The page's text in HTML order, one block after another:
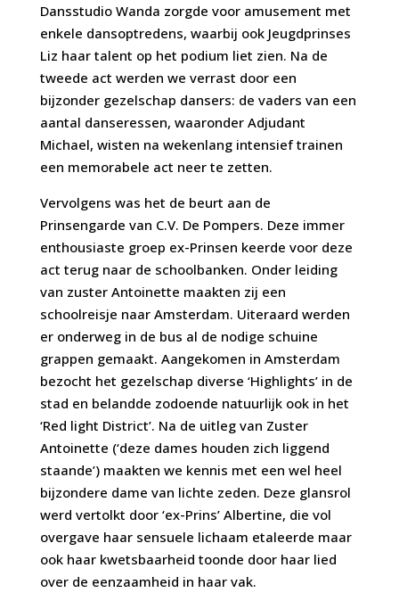
Dansstudio Wanda zorgde voor amusement met
enkele dansoptredens, waarbij ook Jeugdprinses
Liz haar talent op het podium liet zien. Na de
tweede act werden we verrast door een
bijzonder gezelschap dansers: de vaders van een
aantal danseressen, waaronder Adjudant
Michael, wisten na wekenlang intensief trainen
een memorabele act neer te zetten.
Vervolgens was het de beurt aan de
Prinsengarde van C.V. De Pompers. Deze immer
enthousiaste groep ex-Prinsen keerde voor deze
act terug naar de schoolbanken. Onder leiding
van zuster Antoinette maakten zij een
schoolreisje naar Amsterdam. Uiteraard werden
er onderweg in de bus al de nodige schuine
grappen gemaakt. Aangekomen in Amsterdam
bezocht het gezelschap diverse ‘Highlights’ in de
stad en belandde zodoende natuurlijk ook in het
‘Red light District’. Na de uitleg van Zuster
Antoinette (‘deze dames houden zich liggend
staande’) maakten we kennis met een wel heel
bijzondere dame van lichte zeden. Deze glansrol
werd vertolkt door ‘ex-Prins’ Albertine, die vol
overgave haar sensuele lichaam etaleerde maar
ook haar kwetsbaarheid toonde door haar lied
over de eenzaamheid in haar vak.